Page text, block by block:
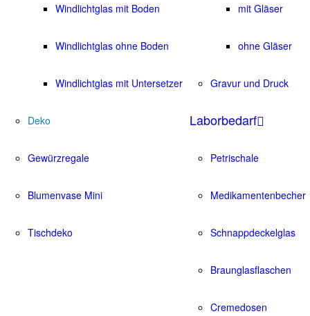
Windlichtglas mit Boden
Windlichtglas ohne Boden
Windlichtglas mit Untersetzer
Deko
Gewürzregale
Blumenvase Mini
Tischdeko
mit Gläser
ohne Gläser
Gravur und Druck
Laborbedarf
Petrischale
Medikamentenbecher
Schnappdeckelglas
Braunglasflaschen
Cremedosen